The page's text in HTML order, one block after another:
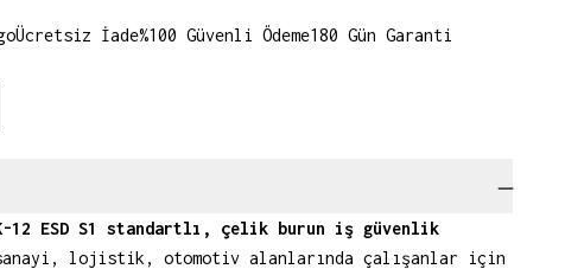
Ücretsiz İade%100 Güvenli Ödeme180 Gün Garanti
12 ESD S1 standartlı, çelik burun iş güvenlik
lojistik, otomotiv alanlarında çalışanlar için